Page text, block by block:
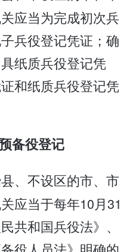
应当为完成初次兵
兵役登记凭证；确
纸质兵役登记凭
和纸质兵役登记凭
备役登记
、不设区的市、市
应当于每年10月31
共和国兵役法》、